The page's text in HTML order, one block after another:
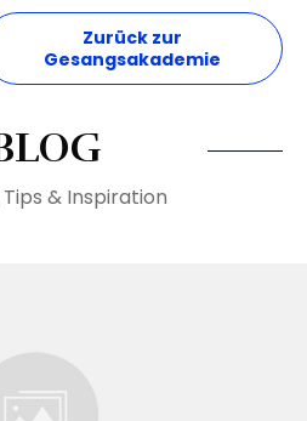
Zurück zur
Gesangsakademie
& Inspiration